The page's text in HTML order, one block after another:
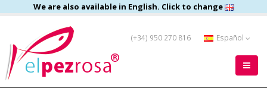
We are also available in English. Click to change
(+34) 950 270 816 Español